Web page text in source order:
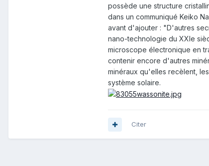
possède une structure
dans un communiqué Keiko
avant d'ajouter : "D'autres
nano-technologie du XXIe
microscope électronique en
contenir encore d'autres
minéraux qu'elles recèlent,
système solaire.
Citer